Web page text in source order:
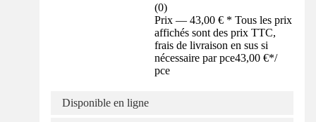
(0)
Prix — 43,00 € * Tous les prix
affichés sont des prix TTC,
frais de livraison en sus si
nécessaire par pce43,00 €*/
pce
Disponible en ligne